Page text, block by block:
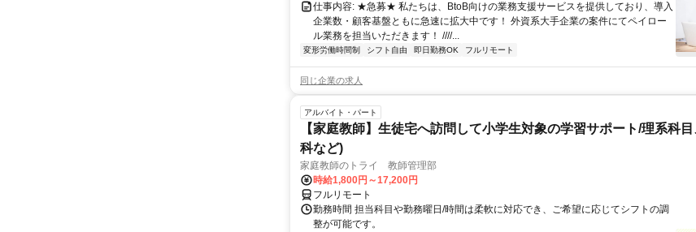
仕事内容: ★急募★ 私たちは、BtoB向けの業務支援サービスを提供しており、導入
企業数・顧客基盤ともに急速に拡大中です！ 外資系大手企業の案件にてペイロー
ル業務を担当いただきます！ ////...
変形労働時間制 シフト自由 即日勤務OK フルリモート
同じ企業の求人
アルバイト・パート
【家庭教師】生徒宅へ訪問して小学生対象の学習サポート/理系科
科など)
家庭教師のトライ 教師管理部
時給1,800円～17,200円
フルリモート
勤務時間 担当科目や勤務曜日/時間は柔軟に対応でき、ご希望に応じてシフトの調
整が可能です。